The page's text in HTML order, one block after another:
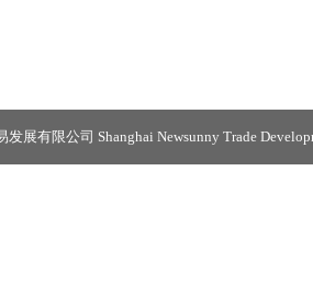
发展有限公司 Shanghai Newsunny Trade